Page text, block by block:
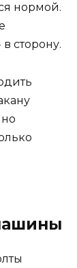
нормой.
в сторону.